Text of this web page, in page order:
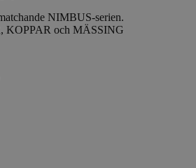
NIMBUS-serien.
KOPPAR och MÄSSING